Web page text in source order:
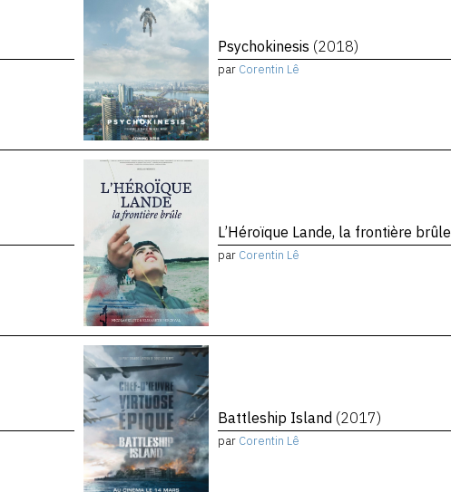
Psychokinesis (2018)
par Corentin Lê
L’Héroïque Lande, la frontière brûle
par Corentin Lê
Battleship Island (2017)
par Corentin Lê